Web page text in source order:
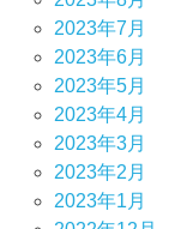
2023年7月
2023年6月
2023年5月
2023年4月
2023年3月
2023年2月
2023年1月